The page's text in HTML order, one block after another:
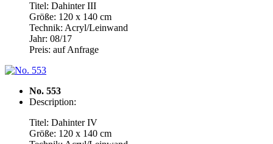
Titel: Dahinter III
Größe: 120 x 140 cm
Technik: Acryl/Leinwand
Jahr: 08/17
Preis: auf Anfrage
No. 553
Description:
Titel: Dahinter IV
Größe: 120 x 140 cm